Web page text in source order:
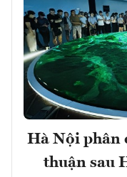
Hà Nội phân
thuận sau